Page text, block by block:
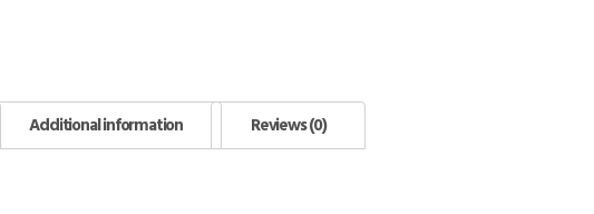
Additional information Reviews (0)